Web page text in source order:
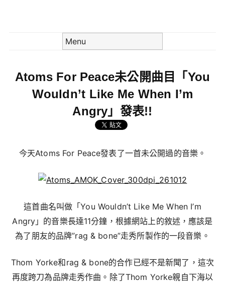
Atoms For Peace未公開曲目「You
Wouldn’t Like Me When I’m
Angry」發表!!
今天Atoms For Peace發表了一首未公開過的音樂。
這首曲名叫做「You Wouldn’t Like Me When I’m
Angry」的音樂長達11分鐘，根據網站上的敘述，應該是
為了朋友的品牌”rag & bone”走秀所製作的一段音樂。
Thom Yorke和rag & bone的合作已經不是新聞了，這次
再度跨刀為品牌走秀作曲。除了Thom Yorke親自下海以